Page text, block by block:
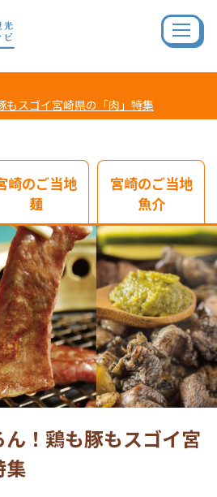
もスゴイ宮崎県の「肉」特集
崎のご当地
麺
宮崎のご当地
魚介
！鶏も豚もスゴイ宮
集